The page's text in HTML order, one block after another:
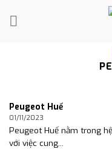
Peugeot Huế
01/11/2023
Peugeot Huế nằm trong
với việc cung...